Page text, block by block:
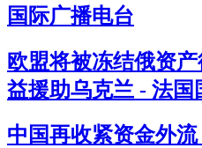
国际广播电台
欧盟将被冻结俄资
益援助乌克兰 - 法国
中国再收紧资金外